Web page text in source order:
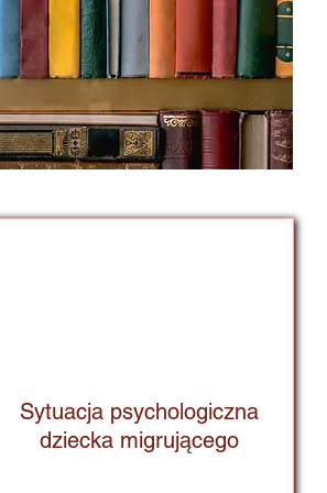
Sytuacja psychologiczna
dziecka migrującego